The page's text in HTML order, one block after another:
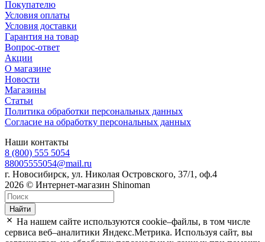
Покупателю
Условия оплаты
Условия доставки
Гарантия на товар
Вопрос-ответ
Акции
О магазине
Новости
Магазины
Статьи
Политика обработки персональных данных
Согласие на обработку персональных данных
Наши контакты
8 (800) 555 5054
88005555054@mail.ru
г. Новосибирск, ул. Николая Островского, 37/1, оф.4
2026 © Интернет-магазин Shinoman
Найти
На нашем сайте используются cookie–файлы, в том числе
сервиса веб–аналитики Яндекс.Метрика. Используя сайт, вы